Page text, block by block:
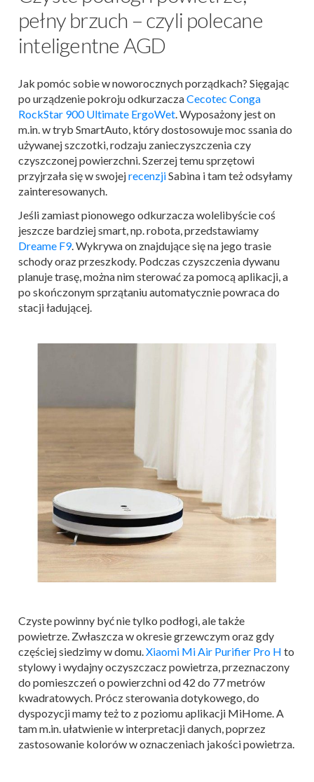
pełny brzuch – czyli polecane
inteligentne AGD
Jak pomóc sobie w noworocznych porządkach? Sięgając
po urządzenie pokroju odkurzaczaCecotec Conga
RockStar 900 Ultimate ErgoWet. Wyposażony jest on
m.in. w tryb SmartAuto, który dostosowuje moc ssania do
używanej szczotki, rodzaju zanieczyszczenia czy
czyszczonej powierzchni. Szerzej temu sprzętowi
przyjrzała się w swojejrecenzjiSabina i tam też odsyłamy
zainteresowanych.
Jeśli zamiast pionowego odkurzacza wolelibyście coś
jeszcze bardziej smart, np. robota, przedstawiamy
Dreame F9. Wykrywa on znajdujące się na jego trasie
schody oraz przeszkody. Podczas czyszczenia dywanu
planuje trasę, można nim sterować za pomocą aplikacji, a
po skończonym sprzątaniu automatycznie powraca do
stacji ładującej.
Czyste powinny być nie tylko podłogi, ale także
powietrze. Zwłaszcza w okresie grzewczym oraz gdy
częściej siedzimy w domu. Xiaomi Mi Air Purifier Pro H to
stylowy i wydajny oczyszczacz powietrza, przeznaczony
do pomieszczeń o powierzchni od 42 do 77 metrów
kwadratowych. Prócz sterowania dotykowego, do
dyspozycji mamy też to z poziomu aplikacji MiHome. A
tam m.in. ułatwienie w interpretacji danych, poprzez
zastosowanie kolorów w oznaczeniach jakości powietrza.